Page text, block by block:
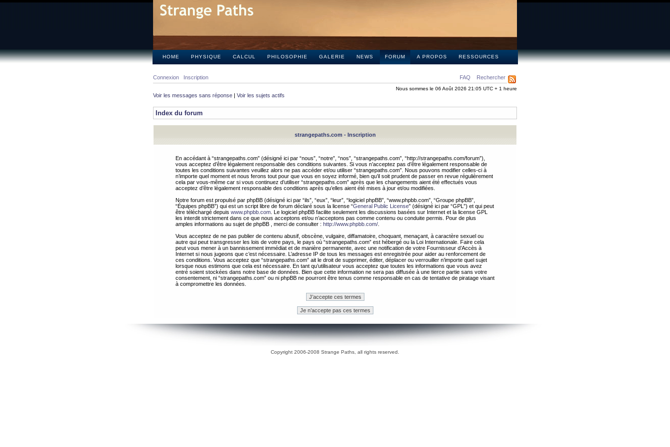
HOME PHYSIQUE CALCUL PHILOSOPHIE GALERIE NEWS FORUM A PROPOS RESSOURCES
FAQ Rechercher
Connexion Inscription
Nous sommes le 06 Août 2026 21:05 UTC + 1 heure
Voir les messages sans réponse | Voir les sujets actifs
Index du forum
strangepaths.com - Inscription
En accédant à “strangepaths.com” (désigné ici par “nous”, “notre”, “nos”, “strangepaths.com”, “http://strangepaths.com/forum”),
vous acceptez d’être légalement responsable des conditions suivantes. Si vous n’acceptez pas d’être légalement responsable de
toutes les conditions suivantes veuillez alors ne pas accéder et/ou utiliser “strangepaths.com”. Nous pouvons modifier celles-ci à
n’importe quel moment et nous ferons tout pour que vous en soyez informé, bien qu’il soit prudent de passer en revue régulièrement
cela par vous-même car si vous continuez d’utiliser “strangepaths.com” après que les changements aient été effectués vous
acceptez d’être légalement responsable des conditions après qu’elles aient été mises à jour et/ou modifiées.
Notre forum est propulsé par phpBB (désigné ici par “ils”, “eux”, “leur”, “logiciel phpBB”, “www.phpbb.com”, “Groupe phpBB”,
“Équipes phpBB”) qui est un script libre de forum déclaré sous la license “General Public License” (désigné ici par “GPL”) et qui peut
être téléchargé depuis www.phpbb.com . Le logiciel phpBB facilite seulement les discussions basées sur Internet et la license GPL
les interdit strictement dans ce que nous acceptons et/ou n’acceptons pas comme contenu ou conduite permis. Pour de plus
amples informations au sujet de phpBB , merci de consulter : http://www.phpbb.com/
Vous acceptez de ne pas publier de contenu abusif, obscène, vulgaire, diffamatoire, choquant, menaçant, à caractère sexuel ou
autre qui peut transgresser les lois de votre pays, le pays où “strangepaths.com” est hébergé ou la Loi Internationale. Faire cela
peut vous mener à un bannissement immédiat et de manière permanente, avec une notification de votre Fournisseur d’Accès à
Internet si nous jugeons que c’est nécessaire. L’adresse IP de tous les messages est enregistrée pour aider au renforcement de
ces conditions. Vous acceptez que “strangepaths.com” ait le droit de supprimer, éditer, déplacer ou verrouiller n’importe quel sujet
lorsque nous estimons que cela est nécessaire. En tant qu’utilisateur vous acceptez que toutes les informations que vous avez
entré soient stockées dans notre base de données. Bien que cette information ne sera pas diffusée à une tierce partie sans votre
consentement, ni “strangepaths.com” ou ni phpBB ne pourront être tenus comme responsable en cas de tentative de piratage visant
à compromettre les données.
Copyright 2006-2008 Strange Paths, all rights reserved.